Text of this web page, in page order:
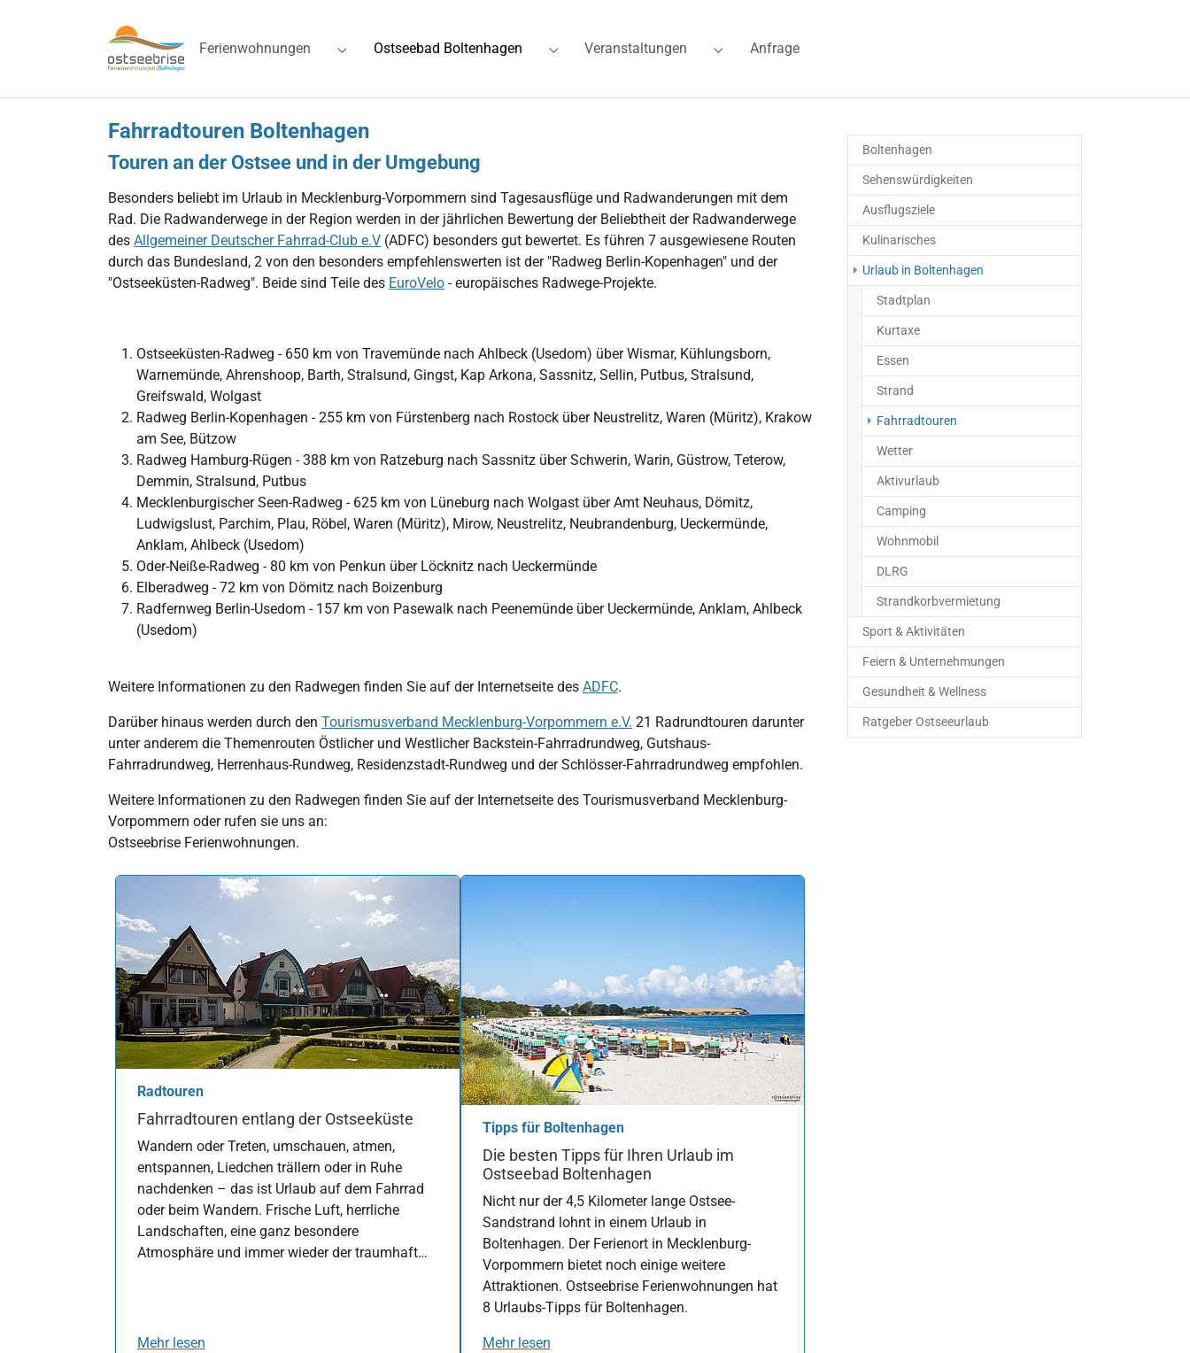
Ferienwohnungen
Submenu for "Ferienwohnungen"
Ostseebad Boltenhagen
Submenu for "Ostseebad Boltenhagen"
Veranstaltungen
Submenu for "Veranstaltungen"
Anfrage
Fahrradtouren Boltenhagen
Touren an der Ostsee und in der Umgebung
Besonders beliebt im Urlaub in Mecklenburg-Vorpommern sind Tagesausflüge und Radwanderungen mit dem
Rad. Die Radwanderwege in der Region werden in der jährlichen Bewertung der Beliebtheit der Radwanderwege
des Allgemeiner Deutscher Fahrrad-Club e.V (ADFC) besonders gut bewertet. Es führen 7 ausgewiesene Routen
durch das Bundesland, 2 von den besonders empfehlenswerten ist der "Radweg Berlin-Kopenhagen" und der
"Ostseeküsten-Radweg". Beide sind Teile des EuroVelo - europäisches Radwege-Projekte.
Ostseeküsten-Radweg - 650 km von Travemünde nach Ahlbeck (Usedom) über Wismar, Kühlungsborn,
Warnemünde, Ahrenshoop, Barth, Stralsund, Gingst, Kap Arkona, Sassnitz, Sellin, Putbus, Stralsund,
Greifswald, Wolgast
Radweg Berlin-Kopenhagen - 255 km von Fürstenberg nach Rostock über Neustrelitz, Waren (Müritz), Krakow
am See, Bützow
Radweg Hamburg-Rügen - 388 km von Ratzeburg nach Sassnitz über Schwerin, Warin, Güstrow, Teterow,
Demmin, Stralsund, Putbus
Mecklenburgischer Seen-Radweg - 625 km von Lüneburg nach Wolgast über Amt Neuhaus, Dömitz,
Ludwigslust, Parchim, Plau, Röbel, Waren (Müritz), Mirow, Neustrelitz, Neubrandenburg, Ueckermünde,
Anklam, Ahlbeck (Usedom)
Oder-Neiße-Radweg - 80 km von Penkun über Löcknitz nach Ueckermünde
Elberadweg - 72 km von Dömitz nach Boizenburg
Radfernweg Berlin-Usedom - 157 km von Pasewalk nach Peenemünde über Ueckermünde, Anklam, Ahlbeck
(Usedom)
Weitere Informationen zu den Radwegen finden Sie auf der Internetseite des ADFC.
Darüber hinaus werden durch den Tourismusverband Mecklenburg-Vorpommern e.V. 21 Radrundtouren darunter
unter anderem die Themenrouten Östlicher und Westlicher Backstein-Fahrradrundweg, Gutshaus-
Fahrradrundweg, Herrenhaus-Rundweg, Residenzstadt-Rundweg und der Schlösser-Fahrradrundweg empfohlen.
Weitere Informationen zu den Radwegen finden Sie auf der Internetseite des Tourismusverband Mecklenburg-
Vorpommern oder rufen sie uns an:
Ostseebrise Ferienwohnungen.
Radtouren
Fahrradtouren entlang der Ostseeküste
Wandern oder Treten, umschauen, atmen,
entspannen, Liedchen trällern oder in Ruhe
nachdenken – das ist Urlaub auf dem Fahrrad
oder beim Wandern. Frische Luft, herrliche
Landschaften, eine ganz besondere
Atmosphäre und immer wieder der traumhaft…
Mehr lesen
Tipps für Boltenhagen
Die besten Tipps für Ihren Urlaub im
Ostseebad Boltenhagen
Nicht nur der 4,5 Kilometer lange Ostsee-
Sandstrand lohnt in einem Urlaub in
Boltenhagen. Der Ferienort in Mecklenburg-
Vorpommern bietet noch einige weitere
Attraktionen. Ostseebrise Ferienwohnungen hat
8 Urlaubs-Tipps für Boltenhagen.
Mehr lesen
Boltenhagen
Sehenswürdigkeiten
Ausflugsziele
Kulinarisches
Urlaub in Boltenhagen
Stadtplan
Kurtaxe
Essen
Strand
Fahrradtouren
Wetter
Aktivurlaub
Camping
Wohnmobil
DLRG
Strandkorbvermietung
Sport & Aktivitäten
Feiern & Unternehmungen
Gesundheit & Wellness
Ratgeber Ostseeurlaub